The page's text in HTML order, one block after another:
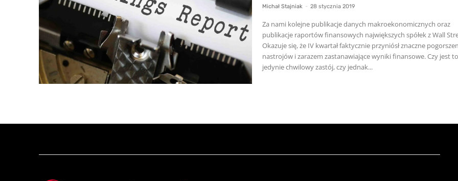
Michał Stajniak - 28 stycznia 2019
Za nami kolejne publikacje danych makroekonomicznych oraz
publikacje raportów finansowych największych spółek z Wall
Okazuje się, że IV kwartał faktycznie przyniósł znaczne
nastrojów i zarazem zastanawiające wyniki finansowe. Czy jest to
jedynie chwilowy zastój, czy jednak...